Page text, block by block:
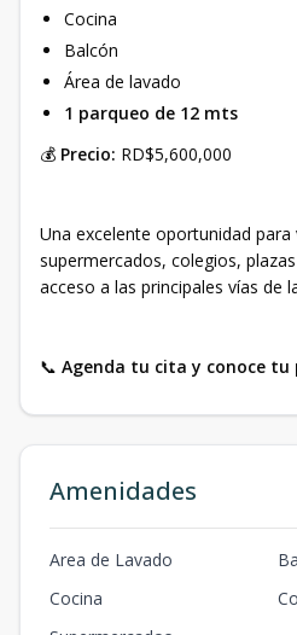
Cocina
Balcón
Área de lavado
1 parqueo de 12 mts
💰 Precio: RD$5,600,000
Una excelente oportunidad para
supermercados, colegios,
acceso a las principales vías de
📞 Agenda tu cita y conoce tu
Amenidades
Area de Lavado
Cocina